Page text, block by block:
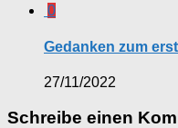
0
Gedanken zum
27/11/2022
Schreibe einen